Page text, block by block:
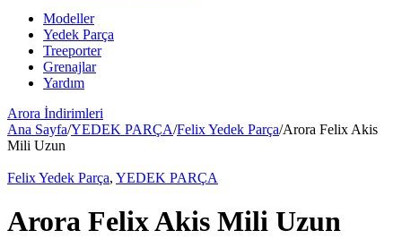
Modeller
Yedek Parça
Treeporter
Grenajlar
Yardım
Arora İndirimleri
Ana Sayfa/YEDEK PARÇA/Felix Yedek Parça/Arora Felix Akis
Mili Uzun
Felix Yedek Parça, YEDEK PARÇA
Arora Felix Akis Mili Uzun